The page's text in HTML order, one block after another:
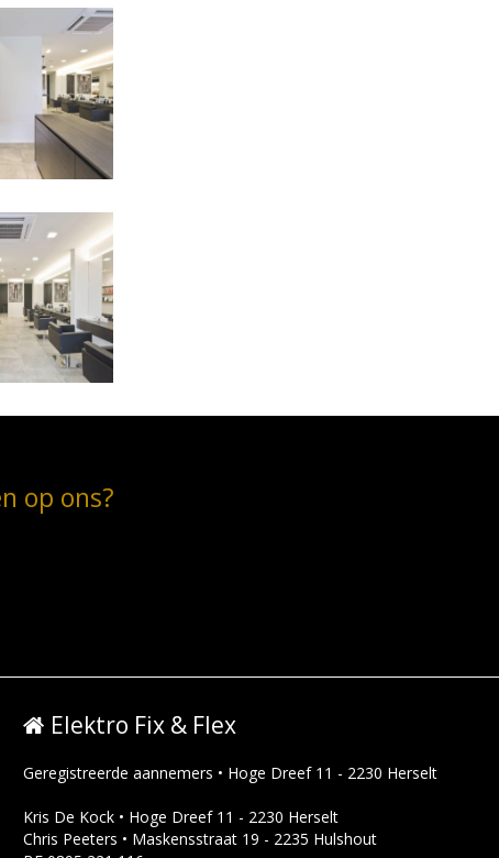
op ons?
Elektro Fix & Flex
Geregistreerde aannemers • Hoge Dreef 11 - 2230 Herselt
Kris De Kock • Hoge Dreef 11 - 2230 Herselt
Chris Peeters • Maskensstraat 19 - 2235 Hulshout